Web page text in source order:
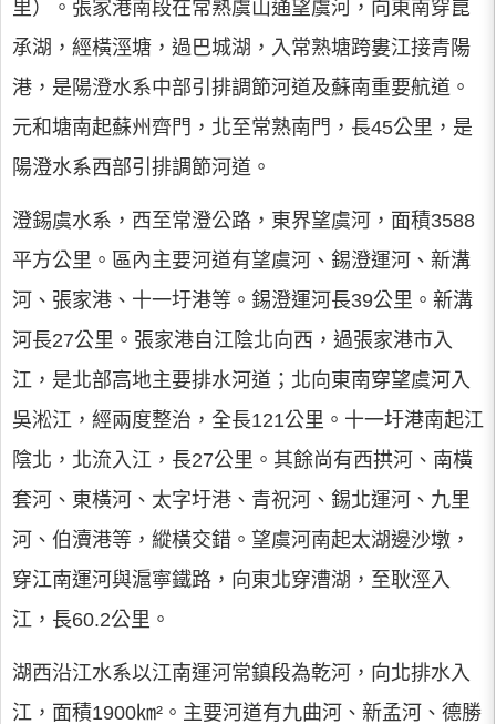
里）。張家港南段在常熟虞山通望虞河，向東南穿崑
承湖，經橫涇塘，過巴城湖，入常熟塘跨婁江接青陽
港，是陽澄水系中部引排調節河道及蘇南重要航道。
元和塘南起蘇州齊門，北至常熟南門，長45公里，是
陽澄水系西部引排調節河道。
澄錫虞水系，西至常澄公路，東界望虞河，面積3588
平方公里。區內主要河道有望虞河、錫澄運河、新溝
河、張家港、十一圩港等。錫澄運河長39公里。新溝
河長27公里。張家港自江陰北向西，過張家港市入
江，是北部高地主要排水河道；北向東南穿望虞河入
吳淞江，經兩度整治，全長121公里。十一圩港南起江
陰北，北流入江，長27公里。其餘尚有西拱河、南橫
套河、東橫河、太字圩港、青祝河、錫北運河、九里
河、伯瀆港等，縱橫交錯。望虞河南起太湖邊沙墩，
穿江南運河與滬寧鐵路，向東北穿漕湖，至耿涇入
江，長60.2公里。
湖西沿江水系以江南運河常鎮段為乾河，向北排水入
江，面積1900㎞²。主要河道有九曲河、新孟河、德勝